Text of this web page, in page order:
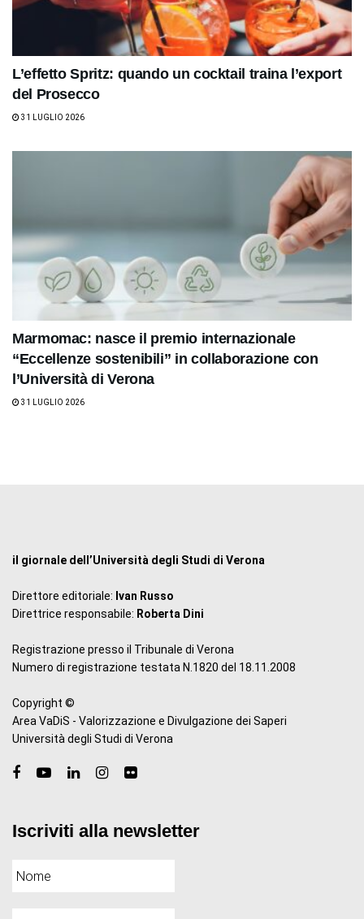
L’effetto Spritz: quando un cocktail traina l’export
del Prosecco
31 LUGLIO 2026
Marmomac: nasce il premio internazionale
“Eccellenze sostenibili” in collaborazione con
l’Università di Verona
31 LUGLIO 2026
il giornale dell’Università degli Studi di Verona
Direttore editoriale: Ivan Russo
Direttrice responsabile: Roberta Dini
Registrazione presso il Tribunale di Verona
Numero di registrazione testata N.1820 del 18.11.2008
Copyright ©
Area VaDiS - Valorizzazione e Divulgazione dei Saperi
Università degli Studi di Verona
Iscriviti alla newsletter